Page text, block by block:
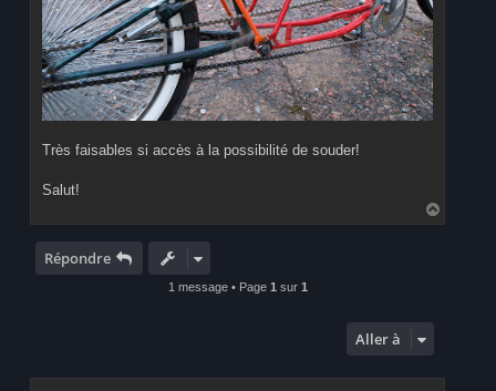
Très faisables si accès à la possibilité de souder!
Salut!
a
Répondre
1 message • Page 1 sur 1
Aller à